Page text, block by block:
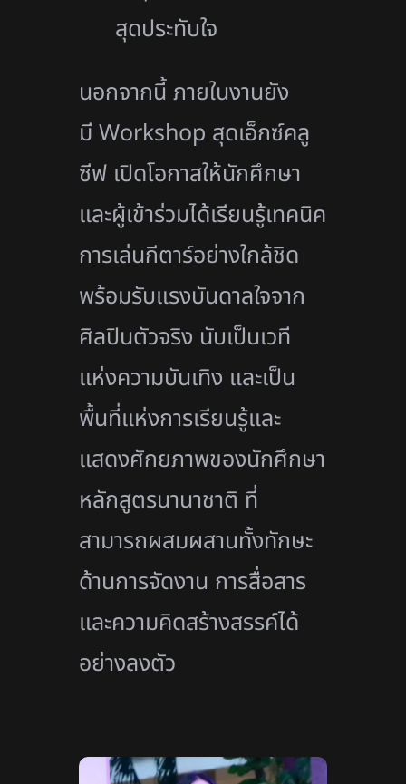
สุดประทับใจ
นอกจากนี้ ภายในงานยัง
มี Workshop สุดเอ็กซ์คลู
ซีฟ เปิดโอกาสให้นักศึกษา
และผู้เข้าร่วมได้เรียนรู้เทคนิค
การเล่นกีตาร์อย่างใกล้ชิด
พร้อมรับแรงบันดาลใจจาก
ศิลปินตัวจริง นับเป็นเวที
แห่งความบันเทิง และเป็น
พื้นที่แห่งการเรียนรู้และ
แสดงศักยภาพของนักศึกษา
หลักสูตรนานาชาติ ที่
สามารถผสมผสานทั้งทักษะ
ด้านการจัดงาน การสื่อสาร
และความคิดสร้างสรรค์ได้
อย่างลงตัว